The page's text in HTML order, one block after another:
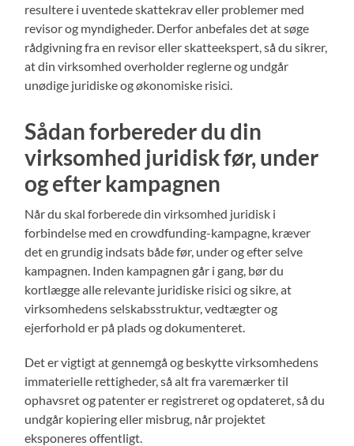
resultere i uventede skattekrav eller problemer med
revisor og myndigheder. Derfor anbefales det at søge
rådgivning fra en revisor eller skatteekspert, så du sikrer,
at din virksomhed overholder reglerne og undgår
unødige juridiske og økonomiske risici.
Sådan forbereder du din
virksomhed juridisk før, under
og efter kampagnen
Når du skal forberede din virksomhed juridisk i
forbindelse med en crowdfunding-kampagne, kræver
det en grundig indsats både før, under og efter selve
kampagnen. Inden kampagnen går i gang, bør du
kortlægge alle relevante juridiske risici og sikre, at
virksomhedens selskabsstruktur, vedtægter og
ejerforhold er på plads og dokumenteret.
Det er vigtigt at gennemgå og beskytte virksomhedens
immaterielle rettigheder, så alt fra varemærker til
ophavsret og patenter er registreret og opdateret, så du
undgår kopiering eller misbrug, når projektet
eksponeres offentligt.